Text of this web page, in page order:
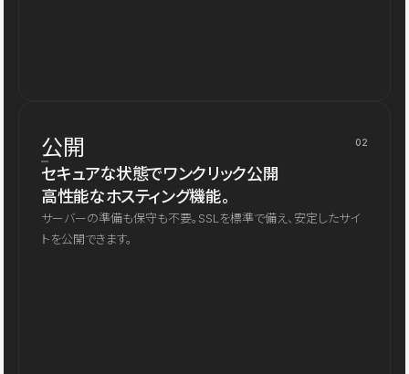
公開 02
セキュアな状態でワンクリック公開
高性能なホスティング機能。
サーバーの準備も保守も不要。SSLを標準で備え、安定したサイ
トを公開できます。